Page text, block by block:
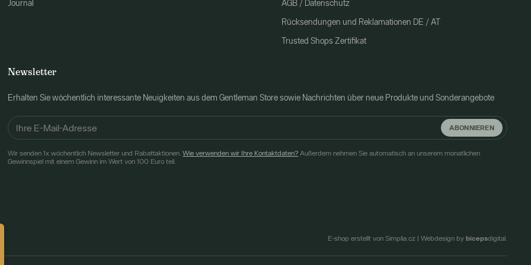
Journal
AGB / Datenschutz
Rücksendungen und Reklamationen DE / AT
Trusted Shops Zertifikat
Newsletter
Erhalten Sie wöchentlich interessante Neuigkeiten aus dem Gentleman Store sowie Nachrichten über neue Produkte und Sonderangebote
ABONNIEREN
Wir senden 1x wöchentlich Newsletter und Rabattaktionen.Wie verwenden wir Ihre Kontaktdaten? Außerdem nehmen Sie automatisch an unserem monatlichen
Gewinnspiel mit einem Gewinn im Wert von 100 Euro teil.
E-shop erstellt von Simplia.cz | Webdesign by bicepsdigital.